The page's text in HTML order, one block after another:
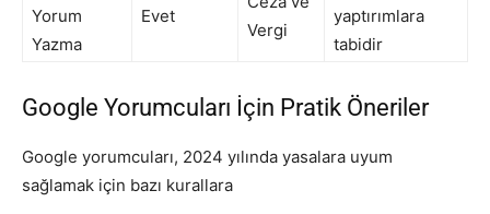
Yorum
Yazma
Evet
Vergi
yaptırımlara
tabidir
Google Yorumcuları İçin Pratik Öneriler
Google yorumcuları, 2024 yılında yasalara uyum
sağlamak için bazı kurallara